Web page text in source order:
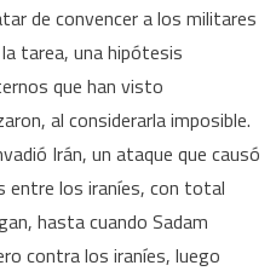
de convencer a los militares
tarea, una hipótesis
que han visto
al considerarla imposible.
Irán, un ataque que causó
entre los iraníes, con total
hasta cuando Sadam
contra los iraníes, luego